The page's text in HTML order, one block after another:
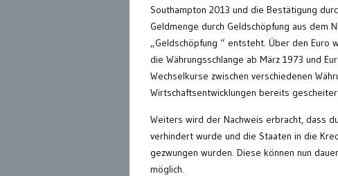
Southampton 2013 und die Bestätigung
Geldmenge durch Geldschöpfung aus dem
„Geldschöpfung “ entsteht. Über den Euro
die Währungsschlange ab März 1973 und
Wechselkurse zwischen verschiedenen
Wirtschaftsentwicklungen bereits
Weiters wird der Nachweis erbracht, dass
verhindert wurde und die Staaten in die
gezwungen wurden. Diese können nun
möglich.